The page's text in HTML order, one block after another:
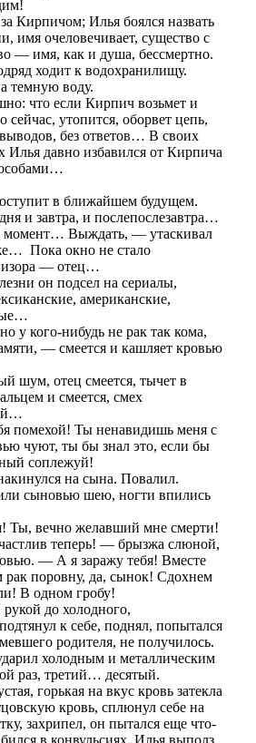
Кирпичом; Илья боялся назвать
имя очеловечивает, существо с
— имя, как и душа, бессмертно.
ходит к водохранилищу.
темную воду.
что если Кирпич возьмет и
сейчас, утопится, оборвет цепь,
без ответов… В своих
Илья давно избавился от Кирпича
в ближайшем будущем.
и завтра, и послепослезавтра…
Выждать, — утаскивал
Пока окно не стало
— отец…
он подсел на сериалы,
американские,
у кого-нибудь не рак так кома,
— смеется и кашляет кровью
шум, отец смеется, тычет в
и смеется, смех
помехой! Ты ненавидишь меня с
чуют, ты бы знал это, если бы
соплежуй!
на сына. Повалил.
сыновью шею, ногти впились
Ты, вечно желавший мне смерти!
теперь! — брызжа слюной,
— А я заражу тебя! Вместе
рак поровну, да, сынок! Сдохнем
В одном гробу!
до холодного,
к себе, поднял, попытался
родителя, не получилось.
холодным и металлическим
раз, третий… десятый.
горькая на вкус кровь затекла
кровь, сплюнул себе на
захрипел, он пытался еще что-
в конвульсиях. Илья выполз